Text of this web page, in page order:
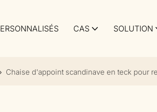
CAS SOLUTION
Chaise d'appoint scandinave en teck pour